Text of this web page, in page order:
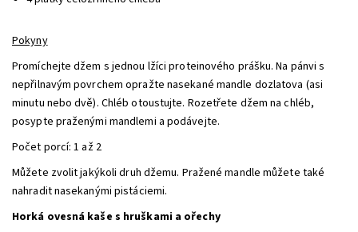
Pokyny
Promíchejte džem s jednou lžíci proteinového prášku. Na pánvi s
nepřilnavým povrchem opražte nasekané mandle dozlatova (asi
minutu nebo dvě). Chléb otoustujte. Rozetřete džem na chléb,
posypte praženými mandlemi a podávejte.
Počet porcí: 1 až 2
Můžete zvolit jakýkoli druh džemu. Pražené mandle můžete také
nahradit nasekanými pistáciemi.
Horká ovesná kaše s hruškami a ořechy